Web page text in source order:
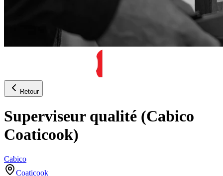
Retour
Superviseur qualité (Cabico
Coaticook)
Cabico
Coaticook